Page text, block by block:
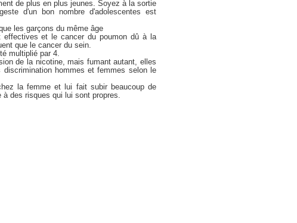
de plus en plus jeunes. Soyez à la sortie
d'un bon nombre d'adolescentes est
les garçons du même âge
effectives et le cancer du poumon dû à la
que le cancer du sein.
multiplié par 4.
de la nicotine, mais fumant autant, elles
hommes et femmes selon le
la femme et lui fait subir beaucoup de
des risques qui lui sont propres.